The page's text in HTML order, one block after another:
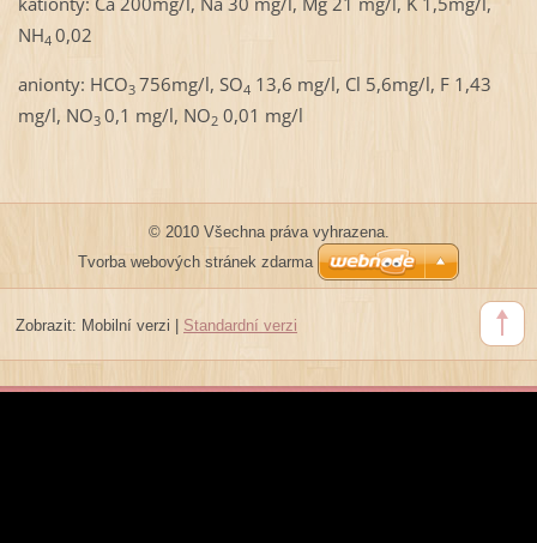
NH4 0,02
anionty: HCO3 756mg/l, SO4 13,6 mg/l, Cl 5,6mg/l, F 1,43
mg/l, NO3 0,1 mg/l, NO20,01 mg/l
© 2010 Všechna práva vyhrazena.
Tvorba webových stránek zdarma
Zobrazit: Mobilní verzi Standardní verzi